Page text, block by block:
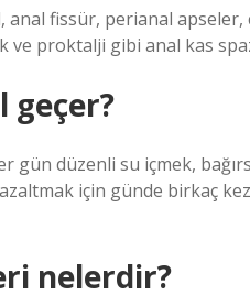
anal fissür, perianal
ve proktalji gibi anal kas
geçer?
gün düzenli su içmek,
için günde birkaç
nelerdir?